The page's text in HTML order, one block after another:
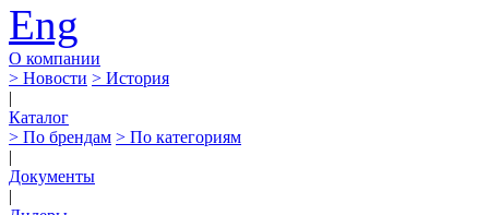
Eng
О компании
> Новости > История
|
Каталог
> По брендам > По категориям
|
Документы
|